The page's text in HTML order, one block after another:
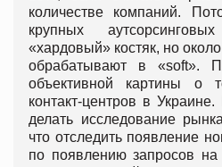
количестве компаний.
крупных
«хардовый» костяк, но
обрабатывают в «soft».
объективной картины о
контакт-центров в
делать исследование
что отследить появление
по появлению запросов